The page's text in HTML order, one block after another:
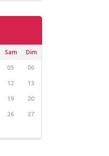
Sam
Dim
05
06
12
13
19
20
26
27